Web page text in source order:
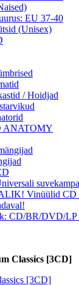
EU 37-40
(Unisex)
/ Hoidjad
ANATOMY
Vinüülid CD
CD/BR/DVD/LP
Classics [3CD]